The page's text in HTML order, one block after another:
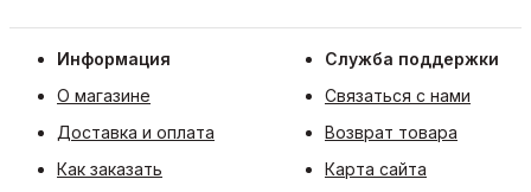
Информация
О магазине
Доставка и оплата
Как заказать
Служба поддержки
Связаться с нами
Возврат товара
Карта сайта